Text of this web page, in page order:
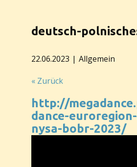
deutsch-
22.06.2023 Allgemein
« Zurück
http://
dance-
nysa-bobr-2023/